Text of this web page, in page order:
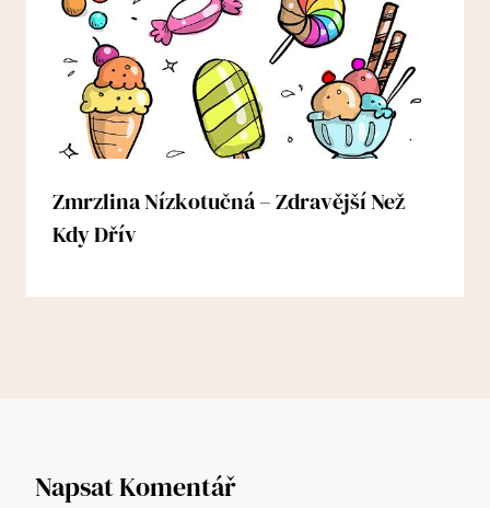
Zmrzlina Nízkotučná – Zdravější Než
Kdy Dřív
Napsat Komentář